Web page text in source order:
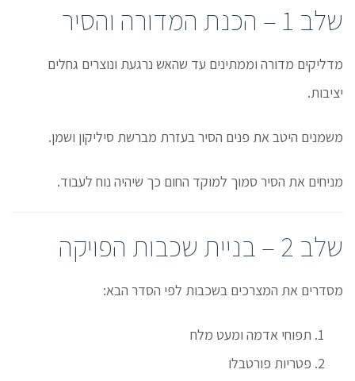
שלב 1 – הכנת המדורה והסיר
מדליקים מדורה וממתינים עד שהאש נרגעת ונוצרים גחלים
יציבות.
משמנים היטב את פנים הסיר בעזרת מברשת סיליקון ושמן.
מניחים את הסיר סמוך למוקד החום כך שיהיה נוח לעבוד.
שלב 2 – בניית שכבות הפויקה
מסדרים את המצרכים בשכבות לפי הסדר הבא:
תפוחי אדמה ומעט מלח
פטריות פורטבלו